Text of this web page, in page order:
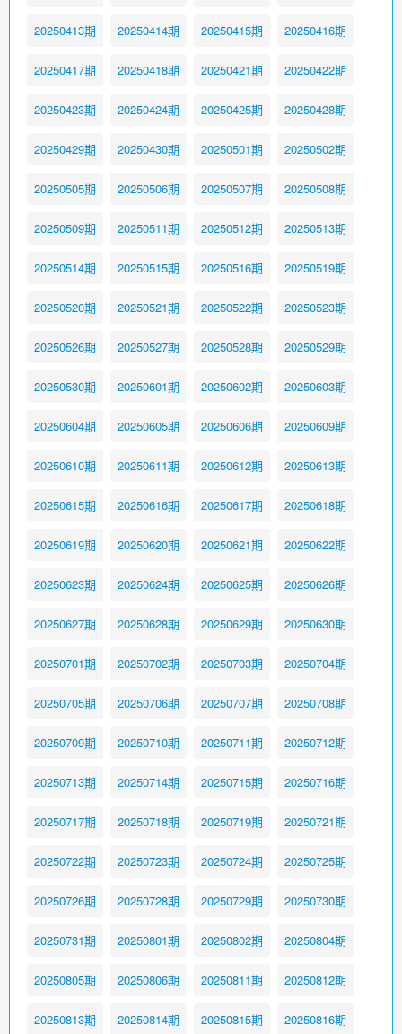
20250413期 20250414期 20250415期 20250416期
20250417期 20250418期 20250421期 20250422期
20250423期 20250424期 20250425期 20250428期
20250429期 20250430期 20250501期 20250502期
20250505期 20250506期 20250507期 20250508期
20250509期 20250511期 20250512期 20250513期
20250514期 20250515期 20250516期 20250519期
20250520期 20250521期 20250522期 20250523期
20250526期 20250527期 20250528期 20250529期
20250530期 20250601期 20250602期 20250603期
20250604期 20250605期 20250606期 20250609期
20250610期 20250611期 20250612期 20250613期
20250615期 20250616期 20250617期 20250618期
20250619期 20250620期 20250621期 20250622期
20250623期 20250624期 20250625期 20250626期
20250627期 20250628期 20250629期 20250630期
20250701期 20250702期 20250703期 20250704期
20250705期 20250706期 20250707期 20250708期
20250709期 20250710期 20250711期 20250712期
20250713期 20250714期 20250715期 20250716期
20250717期 20250718期 20250719期 20250721期
20250722期 20250723期 20250724期 20250725期
20250726期 20250728期 20250729期 20250730期
20250731期 20250801期 20250802期 20250804期
20250805期 20250806期 20250811期 20250812期
20250813期 20250814期 20250815期 20250816期